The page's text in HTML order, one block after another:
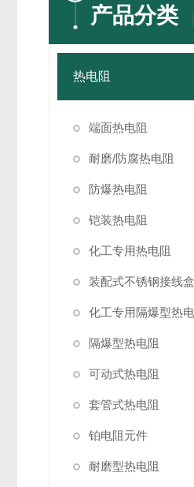
产品分类
热电阻
端面热电阻
耐磨/防腐热电阻
防爆热电阻
铠装热电阻
化工专用热电阻
装配式不锈钢接线
化工专用隔爆型热
隔爆型热电阻
可动式热电阻
套管式热电阻
铂电阻元件
耐磨型热电阻